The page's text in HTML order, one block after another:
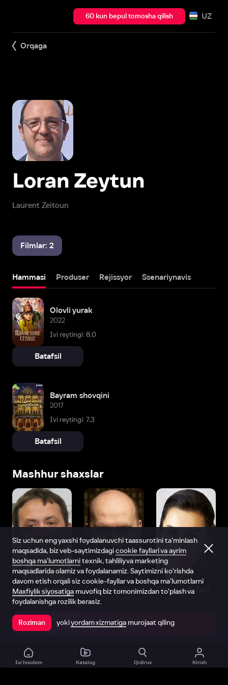
60 kun bepul tomosha qilish UZ
Orqaga
Laurent Zeitoun
Loran Zeytun
Filmlar: 2
Hammasi Produser Rejissyor Ssenariynavis
Olovli yurak
2022
Ivi reytingi: 8,0
Batafsil
Bayram shovqini
2017
Ivi reytingi: 7,3
Batafsil
Mashhur shaxslar
Vitaliy Shlyappo
Produser
Sergey Burunov
Dublyaj aktyori
Tina Kandelaki
Ilovada ochish
Ivi hisobim Katalog Qidiruv Kirish
Siz uchun eng yaxshi foydalanuvchi taassurotini ta’minlash
maqsadida, biz veb-saytimizdagicookie fayllari va ayrim
boshqa ma’lumotlarnitexnik, tahliliy va marketing
maqsadlarida olamiz va foydalanamiz. Saytimizni ko‘rishda
davom etish orqali siz cookie-fayllar va boshqa ma’lumotlarni
Maxfiylik siyosatiga muvofiq biz tomonimizdan to‘plash va
foydalanishga rozilik berasiz.
Roziman yokiyordam xizmatiga murojaat qiling